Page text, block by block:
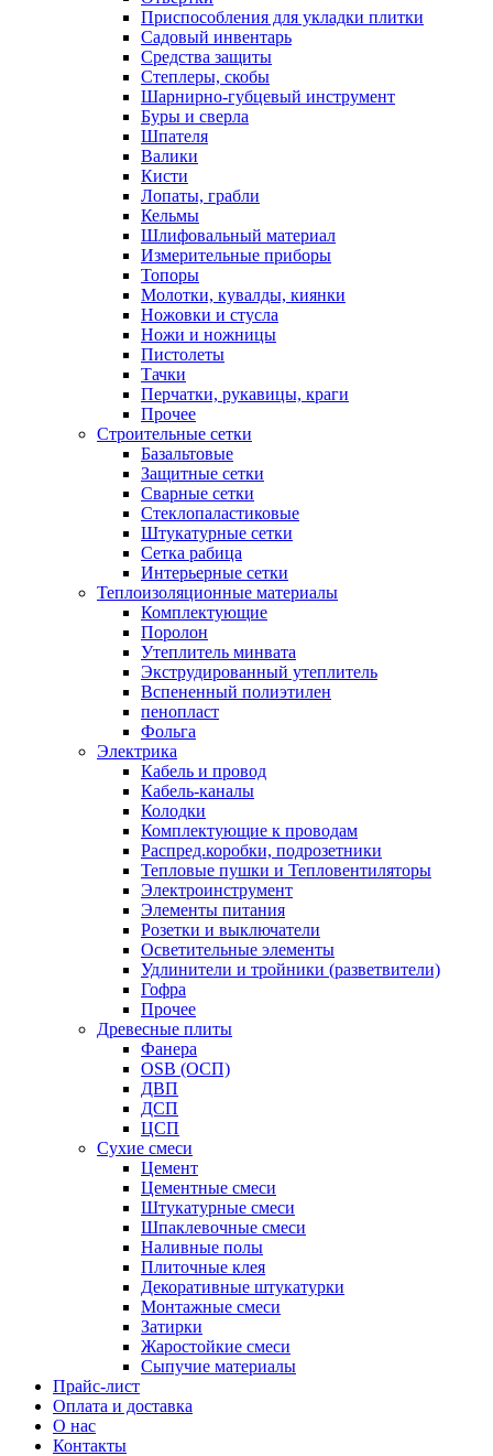
Приспособления для укладки плитки
Садовый инвентарь
Средства защиты
Степлеры, скобы
Шарнирно-губцевый инструмент
Буры и сверла
Шпателя
Валики
Кисти
Лопаты, грабли
Кельмы
Шлифовальный материал
Измерительные приборы
Топоры
Молотки, кувалды, киянки
Ножовки и стусла
Ножи и ножницы
Пистолеты
Тачки
Перчатки, рукавицы, краги
Прочее
Строительные сетки
Базальтовые
Защитные сетки
Сварные сетки
Стеклопаластиковые
Штукатурные сетки
Сетка рабица
Интерьерные сетки
Теплоизоляционные материалы
Комплектующие
Поролон
Утеплитель минвата
Экструдированный утеплитель
Вспененный полиэтилен
пенопласт
Фольга
Электрика
Кабель и провод
Кабель-каналы
Колодки
Комплектующие к проводам
Распред.коробки, подрозетники
Тепловые пушки и Тепловентиляторы
Электроинструмент
Элементы питания
Розетки и выключатели
Осветительные элементы
Удлинители и тройники (разветвители)
Гофра
Прочее
Древесные плиты
Фанера
OSB (ОСП)
ДВП
ДСП
ЦСП
Сухие смеси
Цемент
Цементные смеси
Штукатурные смеси
Шпаклевочные смеси
Наливные полы
Плиточные клея
Декоративные штукатурки
Монтажные смеси
Затирки
Жаростойкие смеси
Сыпучие материалы
Прайс-лист
Оплата и доставка
О нас
Контакты